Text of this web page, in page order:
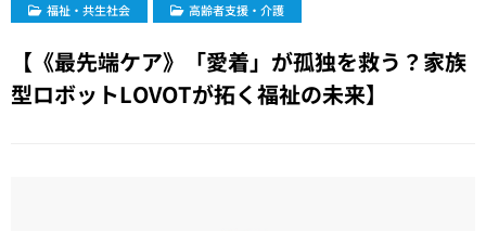
福祉・共生社会
高齢者支援・介護
【《最先端ケア》「愛着」が孤独を救う？家族
型ロボットLOVOTが拓く福祉の未来】